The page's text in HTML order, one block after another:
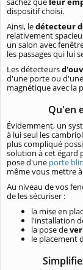
dispositif choisi.
Ainsi, ledétecteur
relativement
un salon avec
les passages qui lui
Les détecteurs
d'une porte ou
magnétique avec la
Qu'en
Évidemment, un
à lui seul les
plus compliqué
solution à cet égard
pose d'une porte
même vous mettre
Au niveau de vos
de les sécuriser :
la mise en
l'installation
la pose de
le placement